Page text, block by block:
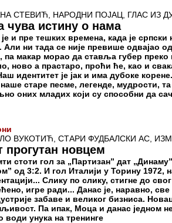
СТЕВИЋ, НАРОДНИ ПОЈАЦ, ГЛАС ИЗ
чува истину о нама
и пре тешких времена, када је
Али ни тада се није превише одвајао
па макар морао да ставља губер
ново а прастаро, проћи ће, као и
идентитет је јак и има дубоке
наше старе песме, легенде, мудрости,
оних младих који су способни да
ВУКОТИЋ, СТАРИ ФУДБАЛСКИ АС,
прогутан новцем
стоти гол за „Партизан” дат
од 3:2. И гол Италији у Торину 1972,
Слику по слику, стигне до
игре ради... Данас је, наравно,
забаве и великог бизниса.
Па ипак, Моца и данас једном
води унука на тренинге